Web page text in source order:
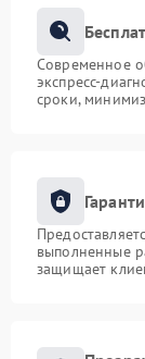
Современное
экспресс-
сроки,
выполненные
защищает